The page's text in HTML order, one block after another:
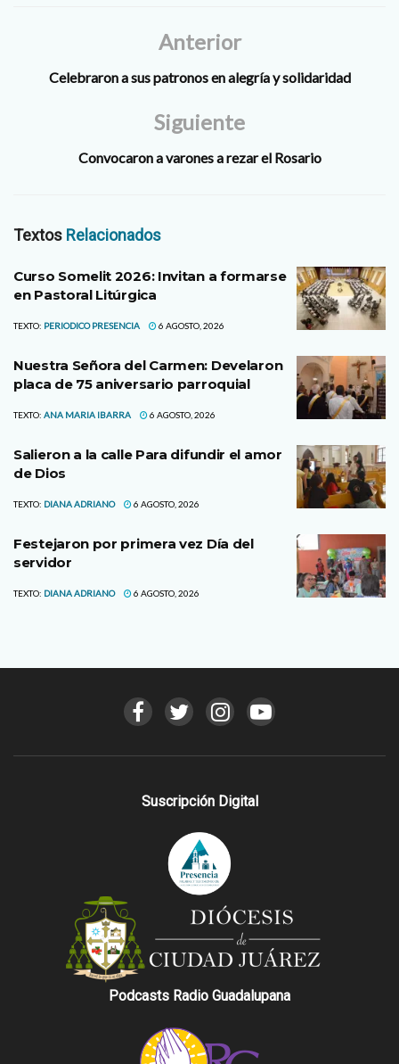
Anterior
Celebraron a sus patronos en alegría y solidaridad
Siguiente
Convocaron a varones a rezar el Rosario
Textos Relacionados
Curso Somelit 2026: Invitan a formarse
en Pastoral Litúrgica
TEXTO: PERIODICO PRESENCIA 6 AGOSTO, 2026
Nuestra Señora del Carmen: Develaron
placa de 75 aniversario parroquial
TEXTO: ANA MARIA IBARRA 6 AGOSTO, 2026
Salieron a la calle Para difundir el amor
de Dios
TEXTO: DIANA ADRIANO 6 AGOSTO, 2026
Festejaron por primera vez Día del
servidor
TEXTO: DIANA ADRIANO 6 AGOSTO, 2026
Suscripción Digital
Podcasts Radio Guadalupana